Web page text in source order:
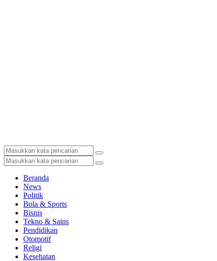
Beranda
News
Politik
Bola & Sports
Bisnis
Tekno & Sains
Pendidikan
Otomotif
Religi
Kesehatan